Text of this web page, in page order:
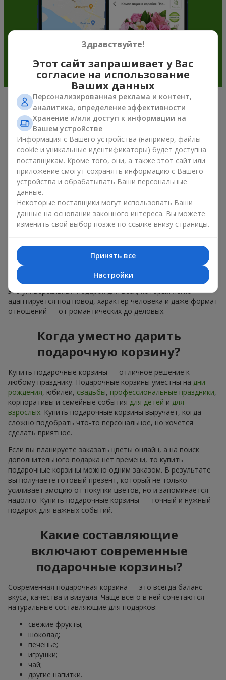
Подарочные корзины —
универсальный подарок к любому
празднику
Если вы ищете универсальный подарок, но времени в
обрез, у нас есть для вас отличное проверенное решение:
вы можете купить подарочные корзины. Подарочная
корзина с изысканными угощениями к празднику, фруктами,
вкусным чаем или даже алкогольными напитками
становится идеальным дополнением к цветам или
самостоятельным презентом. Идеальный набор,
чтобы всё это оказалось в ваших руках.
Купить подарочные корзины — это не просто приобрести
банальную вещь. Сегодня купить подарочные корзины —
это универсальный подарок для всех, который легко
адаптируется под повод, характер человека и даже формат
отношений — от романтических до деловых.
Когда уместно дарить
подарочную корзину?
Купить подарочные корзины — отличное решение к
любому празднику. Подарочные корзины уместны на дни
рождения, юбилеи, свадьбы, профессиональные праздники,
корпоративы и семейные события для детей и для
взрослых. Купить подарочные корзины выручает, когда
сложно подобрать что-то персональное, но хочется
сделать приятное.
Если вы планируете заказать цветы онлайн, а на поиск
дополнительного подарка нет времени, то купить
подарочные корзины можно одним заказом. В результате
вы получаете готовый презент, который не только
усиливает эмоцию от покупки цветов, но и запоминается
надолго. Купить подарочные корзины — точный и нужный
подарок для важных событий.
Какие составляющие
включают современные
подарочные корзины?
Современная подарочная корзина — это всегда баланс
вкуса, качества и визуала. Чаще всего в ней сочетаются
натуральные составляющие для подарков:
свежие фрукты;
шоколад;
печенье;
игрушки;
чай;
другие напитки.
Здравствуйте!
Этот сайт запрашивает у Вас
согласие на использование
Ваших данных
Персонализированная реклама и контент,
аналитика, определение эффективности
Хранение и/или доступ к информации на
Вашем устройстве
Информация с Вашего устройства (например, файлы
cookie и уникальные идентификаторы) будет доступна
поставщикам. Кроме того, они, а также этот сайт или
приложение смогут сохранять информацию с Вашего
устройства и обрабатывать Ваши персональные
данные.
Некоторые поставщики могут использовать Ваши
данные на основании законного интереса. Вы можете
изменить свой выбор позже по ссылке внизу страницы.
Принять все
Настройки